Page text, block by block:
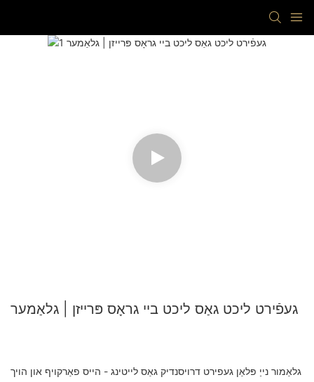
געפֿירט ליכט גאַס ליכט ביי גראָס פּרייזן | גלאַמער
גלאַמור נייַ פּלאַן געפירט דרויסנדיק גאַס לייטינג - הייס פאַרקויף און הויך